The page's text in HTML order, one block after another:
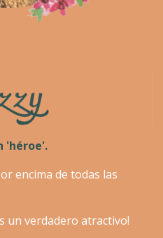
'héroe'.
encima de todas las
un verdadero atractivo!